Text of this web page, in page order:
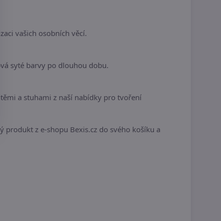
vašich osobních věcí.
syté barvy po dlouhou dobu.
a stuhami z naší nabídky pro tvoření
z e-shopu Bexis.cz do svého košíku a